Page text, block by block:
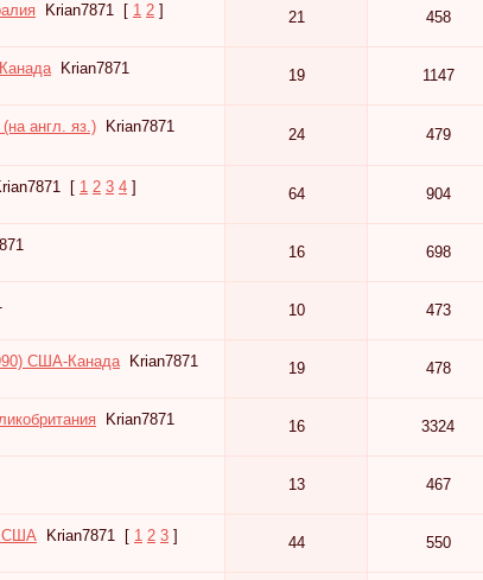
Krian7871 [ 1 2 ] 21 458
Krian7871 19 1147
англ. яз.)
Krian7871
24 479
[ 1 2 3 4 ] 64 904
16 698
10 473
США-Канада Krian7871 19 478
Krian7871 16 3324
13 467
США Krian7871 [ 1 2 3 ] 44 550